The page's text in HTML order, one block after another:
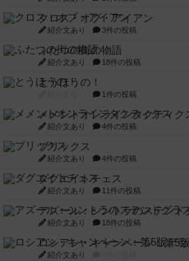
クロス・オブ・アイアン
紹介文あり 3件の投稿
ふたつの街の物語
紹介文あり 18件の投稿
とうほうの！
1件の投稿
メメントオンラインタクティク
紹介文あり 4件の投稿
ブリックス
紹介文あり 4件の投稿
ダグエイトチェス
紹介文あり 11件の投稿
アズール：シントラのステンド
紹介文あり 18件の投稿
ロシアン・キャンペーン：第5
紹介文あり